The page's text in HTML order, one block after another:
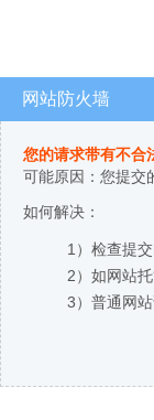
网站防火墙
您的请求带有不合
可能原因：您提交
如何解决：
1）检查提交
2）如网站
3）普通网